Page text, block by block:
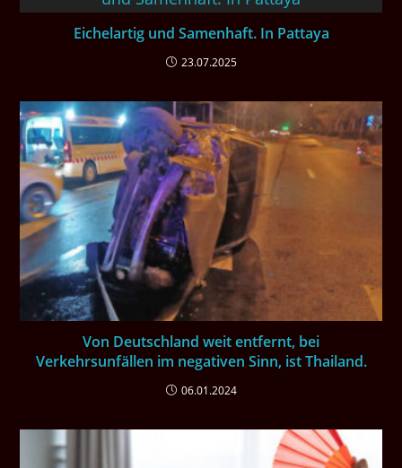
Eichelartig und Samenhaft. In Pattaya
23.07.2025
Von Deutschland weit entfernt, bei
Verkehrsunfällen im negativen Sinn, ist Thailand.
06.01.2024